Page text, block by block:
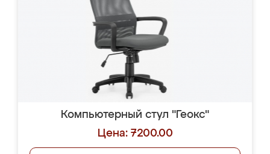
Компьютерный стул "Геокс"
Цена: 7200.00